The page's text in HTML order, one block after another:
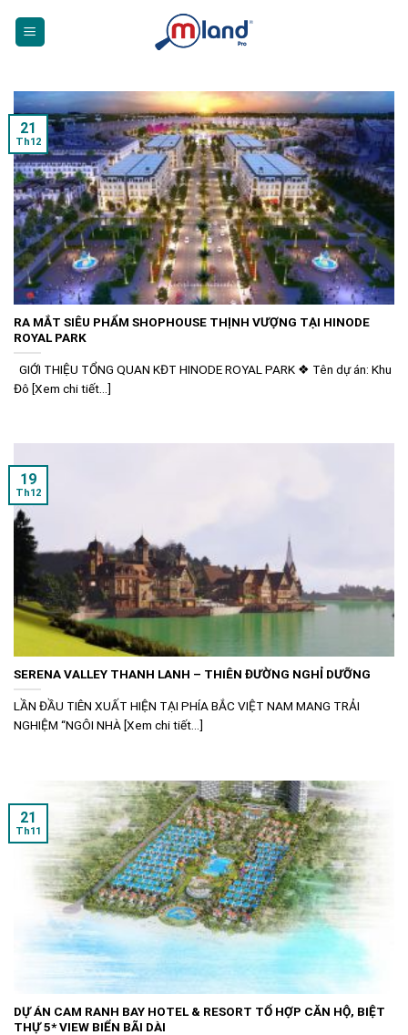
RA MẮT SIÊU PHẨM SHOPHOUSE THỊNH VƯỢNG TẠI HINODE
ROYAL PARK
GIỚI THIỆU TỔNG QUAN KĐT HINODE ROYAL PARK ❖ Tên dự án: Khu
Đô [Xem chi tiết...]
21
Th12
SERENA VALLEY THANH LANH – THIÊN ĐƯỜNG NGHỈ DƯỠNG
LẦN ĐẦU TIÊN XUẤT HIỆN TẠI PHÍA BẮC VIỆT NAM MANG TRẢI
NGHIỆM “NGÔI NHÀ [Xem chi tiết...]
19
Th12
DỰ ÁN CAM RANH BAY HOTEL & RESORT TỔ HỢP CĂN HỘ, BIỆT
THỰ 5* VIEW BIỂN BÃI DÀI
21
Th11